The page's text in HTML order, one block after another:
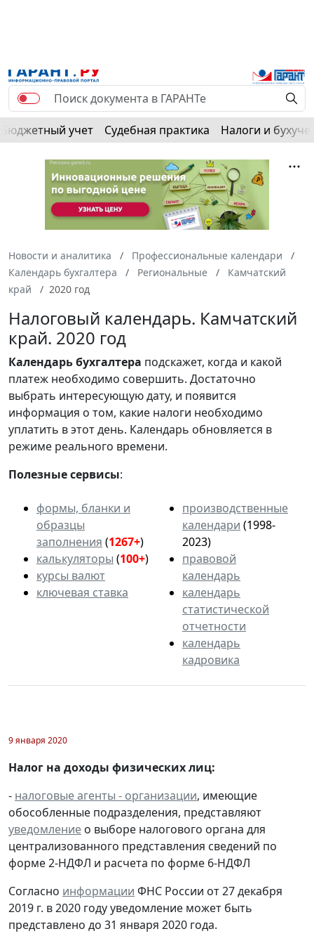
Бюджетный учет Судебная практика Налоги и
Новости и аналитика
Профессиональные календари
Календарь бухгалтера
Региональные
Камчатский
край
2020 год
Налоговый календарь. Камчатский
край. 2020 год
Календарьбухгалтера подскажет, когда и какой
платеж необходимо совершить. Достаточно
выбрать интересующую дату, и появится
информация о том, какие налоги необходимо
уплатить в этот день. Календарь обновляется в
режиме реального времени.
Полезные сервисы:
формы, бланки и
образцы
заполнения (1267+)
калькуляторы (100+)
курсы валют
ключевая ставка
производственные
календари (1998-
2023)
правовой
календарь
календарь
статистической
отчетности
календарь
кадровика
9 января 2020
Налог на доходы физических лиц:
- налоговые агенты - организации, имеющие
обособленные подразделения, представляют
уведомление о выборе налогового органа для
централизованного представления сведений по
форме 2-НДФЛ и расчета по форме 6-НДФЛ
Согласно информации ФНС России от 27 декабря
2019 г. в 2020 году уведомление может быть
представлено до 31 января 2020 года.